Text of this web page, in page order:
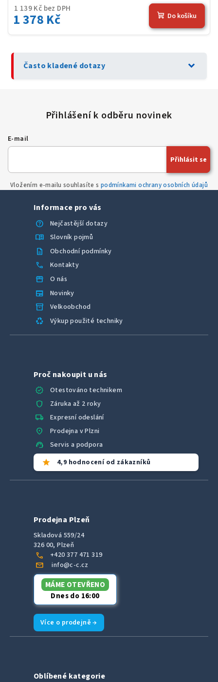
1 139 Kč bez DPH
1 378 Kč Do košíku
Často kladené dotazy expand_more
E-mail
Vložením e-mailu souhlasíte s podmínkami ochrany osobních údajů
Přihlásit se
Informace pro vás
help
Nejčastější dotazy
menu_book Slovník pojmů
description Obchodní podmínky
call Kontakty
storefront O nás
newspaper Novinky
inventory_2 Velkoobchod
recycling Výkup použité techniky
Proč nakoupit u nás
verified
Otestováno technikem
shield Záruka až 2 roky
local_shipping Expresní odeslání
location_on Prodejna v Plzni
support_agent Servis a podpora
star 4,9 hodnocení od zákazníků
Prodejna Plzeň
Skladová 559/24
326 00, Plzeň
call +420 377 471 319
mail info@c-c.cz
MÁME OTEVŘENO
Dnes do 16:00
Více o prodejně →
Oblíbené kategorie